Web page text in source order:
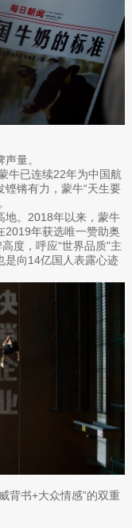
量。
牛已连续22年为中国航
锵有力，蒙牛“天生要
地。2018年以来，蒙牛
2019年获选唯一赞助奥
度，呼应“世界品质”主
是向14亿国人表露心迹
背书+大众情感”的双重